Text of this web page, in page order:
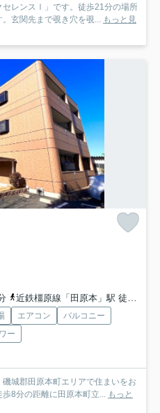
セレンスⅠ」です。徒歩21分の場所
玄関先まで覗き穴を覗... もっと見
近鉄橿原線「田原本」駅 徒歩14分
エアコン
バルコニー
ー
城郡田原本町エリアで住まいをお
8分の距離に田原本町立... もっと